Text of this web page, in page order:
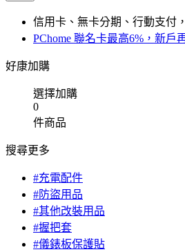
信用卡、無卡分期、行動支付
PChome 聯名卡最高6%，新戶
好康加購
選擇加購
0
件商品
搜尋更多
#充電配件
#防盜用品
#其他改裝用品
#握把套
#儀錶板保護貼